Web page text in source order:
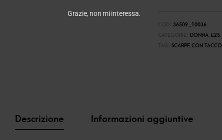
36509_10036
DONNA, E25,
SCARPE CON TACCO
Descrizione Informazioni aggiuntive
Grazie, non mi interessa.